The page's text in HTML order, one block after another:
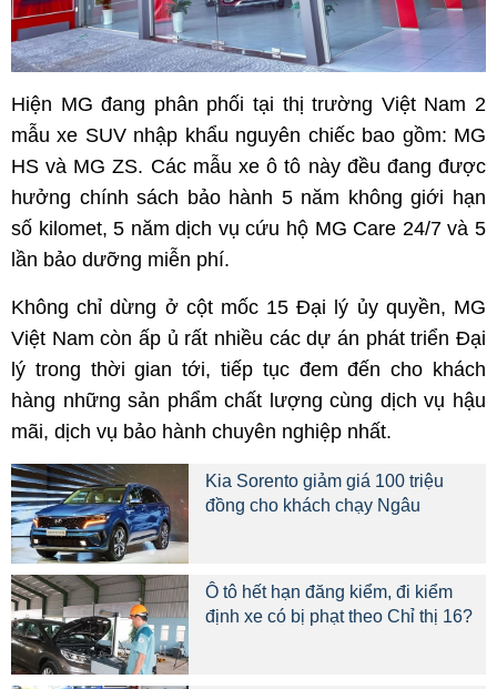
Hiện MG đang phân phối tại thị trường Việt Nam 2
mẫu xe SUV nhập khẩu nguyên chiếc bao gồm: MG
HS và MG ZS. Các mẫu xe ô tô này đều đang được
hưởng chính sách bảo hành 5 năm không giới hạn
số kilomet, 5 năm dịch vụ cứu hộ MG Care 24/7 và 5
lần bảo dưỡng miễn phí.
Không chỉ dừng ở cột mốc 15 Đại lý ủy quyền, MG
Việt Nam còn ấp ủ rất nhiều các dự án phát triển Đại
lý trong thời gian tới, tiếp tục đem đến cho khách
hàng những sản phẩm chất lượng cùng dịch vụ hậu
mãi, dịch vụ bảo hành chuyên nghiệp nhất.
Kia Sorento giảm giá 100 triệu
đồng cho khách chạy Ngâu
Ô tô hết hạn đăng kiểm, đi kiểm
định xe có bị phạt theo Chỉ thị 16?